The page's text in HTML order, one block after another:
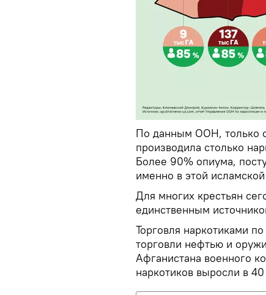
По данным ООН, только
производила столько
Более 90% опиума,
именно в этой
Для многих крестьян
единственным
Торговля наркотиками
торговли нефтью и
Афганистана военного
наркотиков выросли в 40